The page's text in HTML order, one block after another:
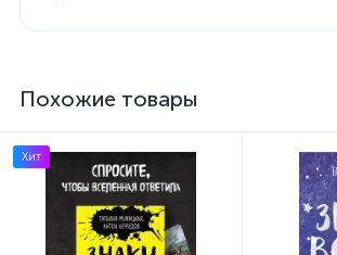
Похожие товары
Хит